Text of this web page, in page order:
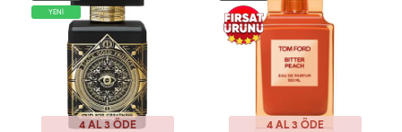
YENİ
4 AL 3 ÖDE 4 AL 3 ÖDE